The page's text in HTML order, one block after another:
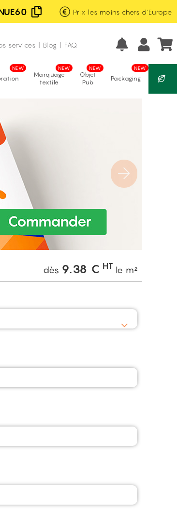
Prix les moins chers d'Europe
Excellent
avis vérifiés
Fabrication française
services | Blog | FAQ
Marquage
textile
Objet
Pub
Packaging
dès 9.38 € HT le m²